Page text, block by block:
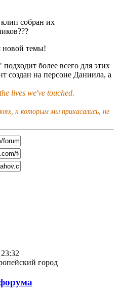
клип собран их
новой темы!
более всего для этих
создан на персоне Даниила, а
lives we've touched.
к которым мы прикасались, не
город